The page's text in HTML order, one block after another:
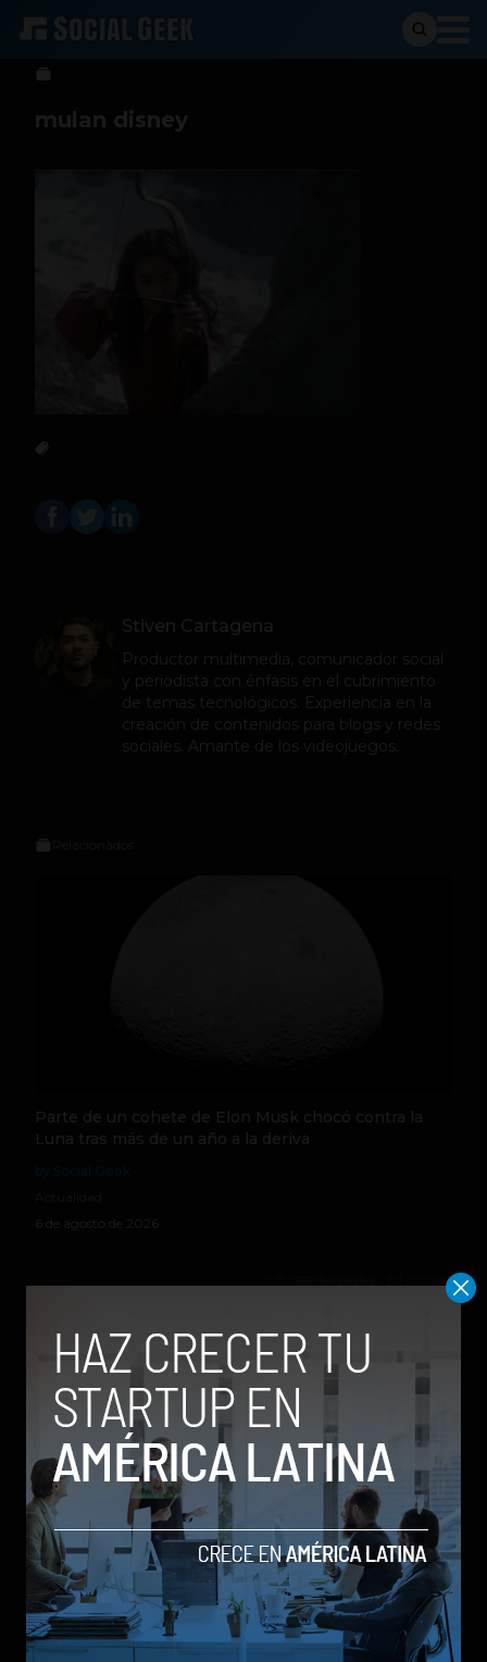
Stiven Cartagena 5 de diciembre de 2019
mulan disney
Stiven Cartagena
Productor multimedia, comunicador social
y periodista con énfasis en el cubrimiento
de temas tecnológicos. Experiencia en la
creación de contenidos para blogs y redes
sociales. Amante de los videojuegos.
Parte de un cohete de Elon Musk chocó contra la
Luna tras más de un año a la deriva
6 de agosto de 2026
Qwen 3.8-Max, la nueva IA de Alibaba que desafía a
los modelos más poderosos
by Sergio Ramos
Actualidad
5 de agosto de 2026